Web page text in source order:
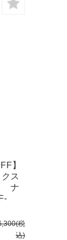
】
ス
ナ
(税
込)